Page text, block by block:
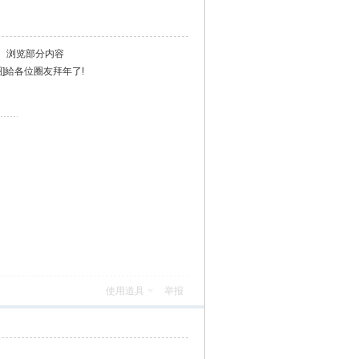
浏览部分内容
給各位圈友拜年了!
使用道具 举报